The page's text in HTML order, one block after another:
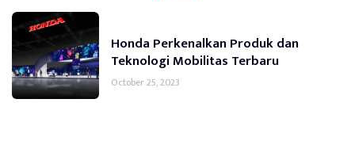
Honda Perkenalkan Produk dan
Teknologi Mobilitas Terbaru
October 25, 2023